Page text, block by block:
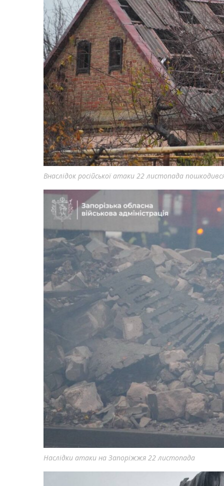
Внаслідок російської атаки 22 листопада
Наслідки атаки на Запоріжжя 22 листопада